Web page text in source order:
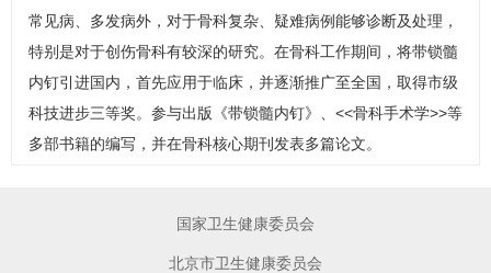
常见病、多发病外，对于骨科复杂、疑难病例能够诊断及处理，
特别是对于创伤骨科有较深的研究。在骨科工作期间，将带锁髓
内钉引进国内，首先应用于临床，并逐渐推广至全国，取得市级
科技进步三等奖。参与出版《带锁髓内钉》、<<骨科手术学>>等
多部书籍的编写，并在骨科核心期刊发表多篇论文。
国家卫生健康委员会
北京市卫生健康委员会